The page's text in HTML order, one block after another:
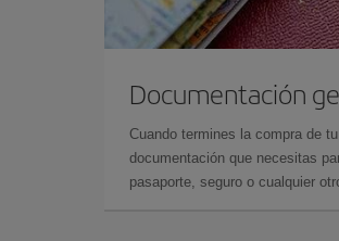
Documentación
Cuando termines la compra de
documentación que necesitas
pasaporte, seguro o cualquier